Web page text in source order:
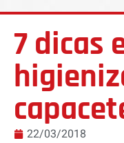
7 dicas
22/03/2018